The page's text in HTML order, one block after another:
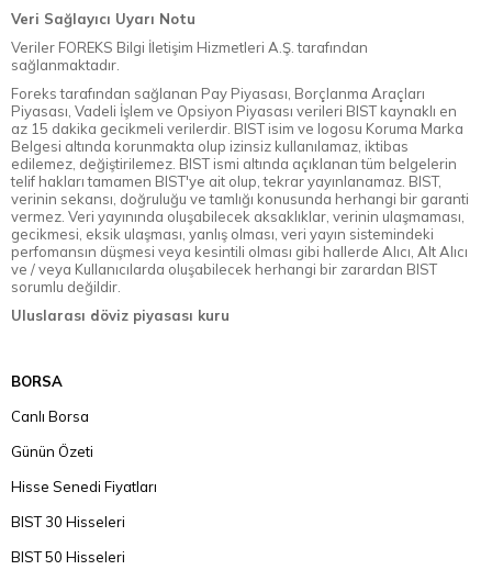
Veri Sağlayıcı Uyarı Notu
Veriler FOREKS Bilgi İletişim Hizmetleri A.Ş. tarafından
sağlanmaktadır.
Foreks tarafından sağlanan Pay Piyasası, Borçlanma Araçları
Piyasası, Vadeli İşlem ve Opsiyon Piyasası verileri BIST kaynaklı en
az 15 dakika gecikmeli verilerdir. BIST isim ve logosu Koruma Marka
Belgesi altında korunmakta olup izinsiz kullanılamaz, iktibas
edilemez, değiştirilemez. BIST ismi altında açıklanan tüm belgelerin
telif hakları tamamen BIST'ye ait olup, tekrar yayınlanamaz. BIST,
verinin sekansı, doğruluğu ve tamlığı konusunda herhangi bir garanti
vermez. Veri yayınında oluşabilecek aksaklıklar, verinin ulaşmaması,
gecikmesi, eksik ulaşması, yanlış olması, veri yayın sistemindeki
perfomansın düşmesi veya kesintili olması gibi hallerde Alıcı, Alt Alıcı
ve / veya Kullanıcılarda oluşabilecek herhangi bir zarardan BIST
sorumlu değildir.
Uluslarası döviz piyasası kuru
BORSA
Canlı Borsa
Günün Özeti
Hisse Senedi Fiyatları
BIST 30 Hisseleri
BIST 50 Hisseleri